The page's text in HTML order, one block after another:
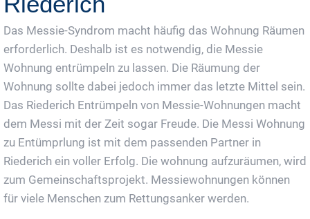
Das Messie-Syndrom macht häufig das Wohnung Räumen
erforderlich. Deshalb ist es notwendig, die Messie
Wohnung entrümpeln zu lassen. Die Räumung der
Wohnung sollte dabei jedoch immer das letzte Mittel sein.
Das Riederich Entrümpeln von Messie-Wohnungen macht
dem Messi mit der Zeit sogar Freude. Die Messi Wohnung
zu Entümprlung ist mit dem passenden Partner in
Riederich ein voller Erfolg. Die wohnung aufzuräumen, wird
zum Gemeinschaftsprojekt. Messiewohnungen können
für viele Menschen zum Rettungsanker werden.